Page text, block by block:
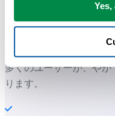
Yes,
すぐに使い始められま
多くのユーザーが、やが
ります。